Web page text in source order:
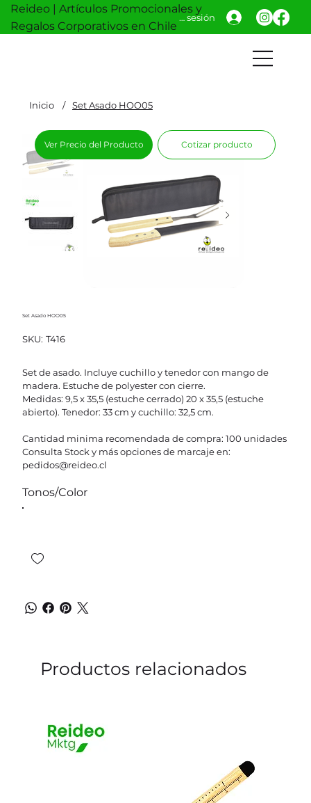
Reideo | Artículos Promocionales y
Regalos Corporativos en Chile
Iniciar sesión
Inicio / Set Asado HOO05
Set Asado HOO05
SKU: SKU
T416
T416
Set de asado. Incluye cuchillo y tenedor con mango de
madera. Estuche de polyester con cierre.
Medidas: 9,5 x 35,5 (estuche cerrado) 20 x 35,5 (estuche
abierto). Tenedor: 33 cm y cuchillo: 32,5 cm.
Cantidad minima recomendada de compra: 100 unidades
Consulta Stock y más opciones de marcaje en:
pedidos@reideo.cl
Tonos/Color
Ver Precio del Producto Cotizar producto
Productos relacionados